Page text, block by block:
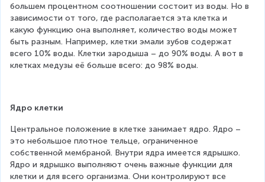
большем процентном соотношении состоит из воды. Но в
зависимости от того, где располагается эта клетка и
какую функцию она выполняет, количество воды может
быть разным. Например, клетки эмали зубов содержат
всего 10% воды. Клетки зародыша – до 90% воды. А вот в
клетках медузы её больше всего: до 98% воды.
Ядро клетки
Центральное положение в клетке занимает ядро. Ядро –
это небольшое плотное тельце, ограниченное
собственной мембраной. Внутри ядра имеется ядрышко.
Ядро и ядрышко выполняют очень важные функции для
клетки и для всего организма. Они контролируют все